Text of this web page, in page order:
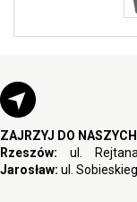
ZAJRZYJ DO
Rzeszów: ul.
Jarosław: ul.